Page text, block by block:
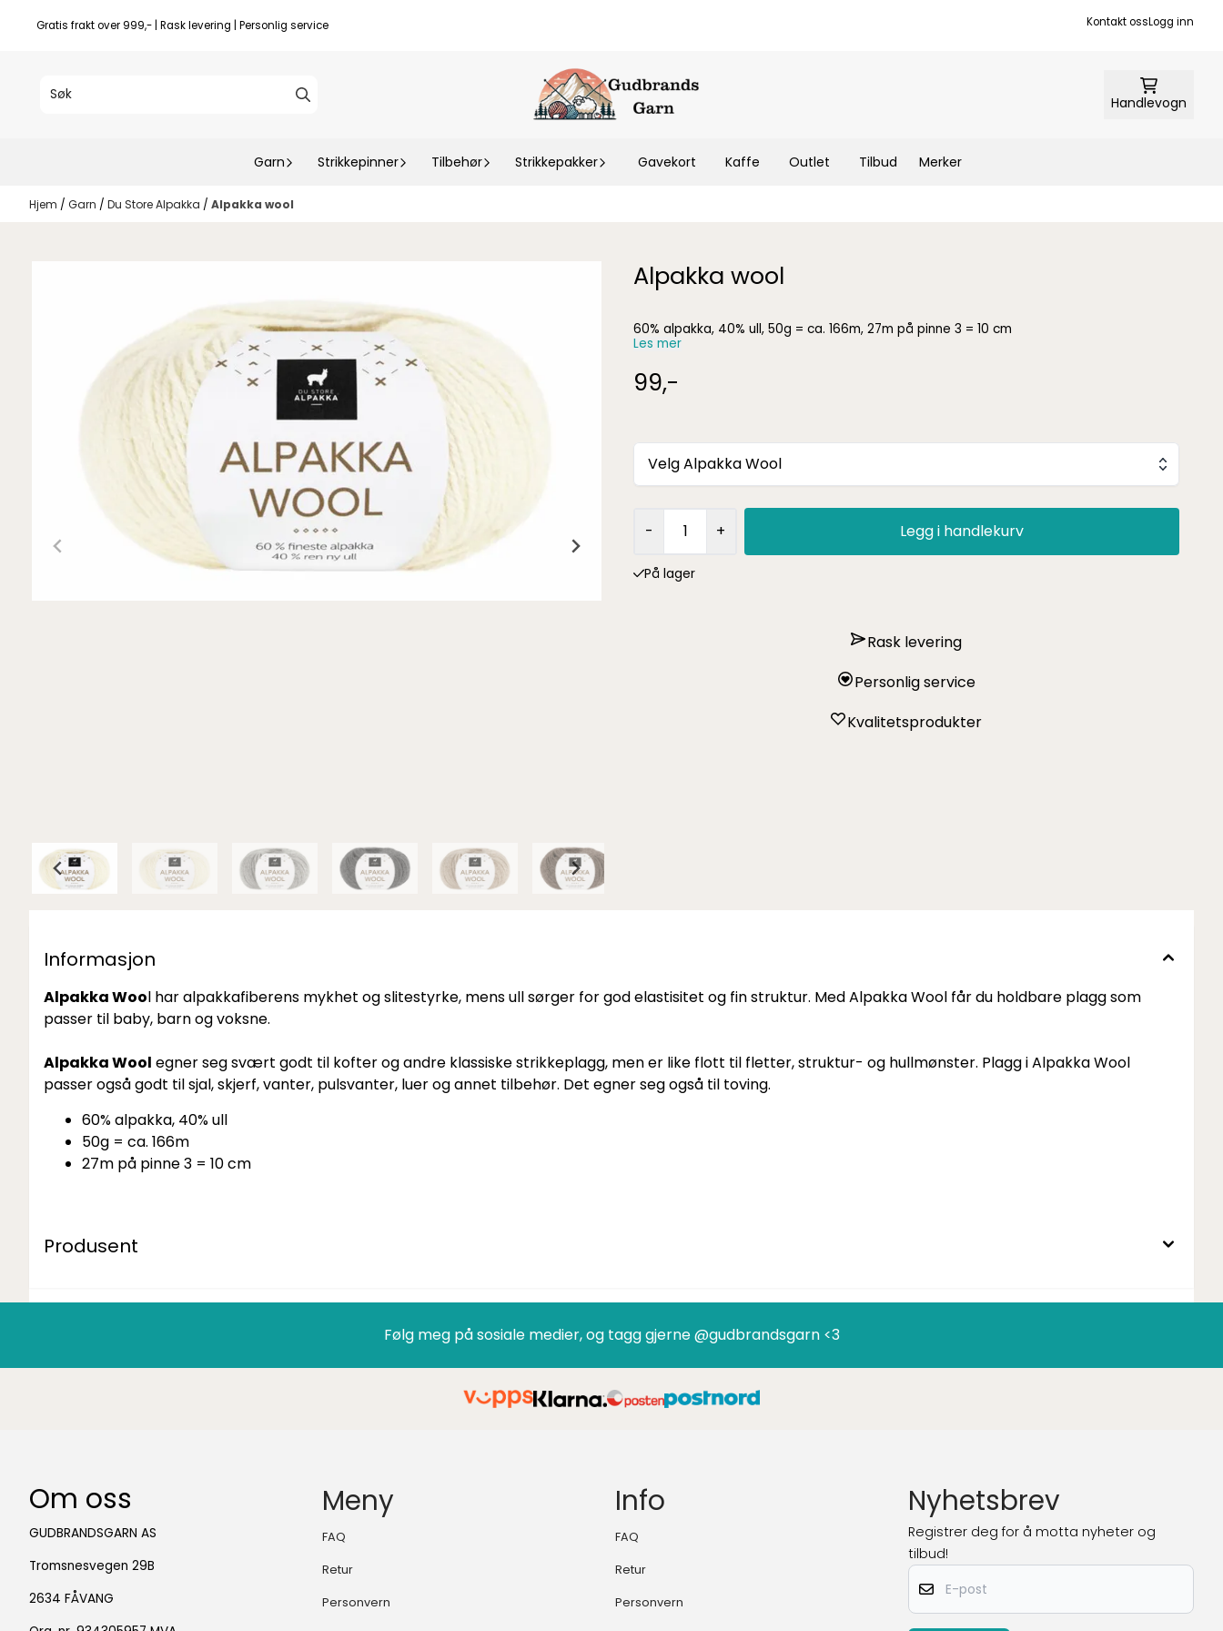
Hopp til innhold
Gratis frakt over 999,- | Rask levering | Personlig service Kontakt ossLogg inn
Handlevogn
Garn Strikkepinner Tilbehør Strikkepakker Gavekort Kaffe Outlet Tilbud Merker
Hjem / Garn / Du Store Alpakka / Alpakka wool
Alpakka wool
60% alpakka, 40% ull, 50g = ca. 166m, 27m på pinne 3 = 10 cm
Les mer
99,-
Velg Alpakka Wool
- + Legg i handlekurv
På lager
Rask levering
Personlig service
Kvalitetsprodukter
Informasjon
Alpakka Wool har alpakkafiberens mykhet og slitestyrke, mens ull sørger for god elastisitet og fin struktur. Med Alpakka Wool får du holdbare plagg som
passer til baby, barn og voksne.
Alpakka Wool egner seg svært godt til kofter og andre klassiske strikkeplagg, men er like flott til fletter, struktur- og hullmønster. Plagg i Alpakka Wool
passer også godt til sjal, skjerf, vanter, pulsvanter, luer og annet tilbehør. Det egner seg også til toving.
60% alpakka, 40% ull
50g = ca. 166m
27m på pinne 3 = 10 cm
Produsent
Følg meg på sosiale medier, og tagg gjerne @gudbrandsgarn <3
Om oss
GUDBRANDSGARN AS
Tromsnesvegen 29B
2634 FÅVANG
Meny
FAQ
Retur
Personvern
Info
FAQ
Retur
Personvern
Nyhetsbrev
Registrer deg for å motta nyheter og
tilbud!
E-post